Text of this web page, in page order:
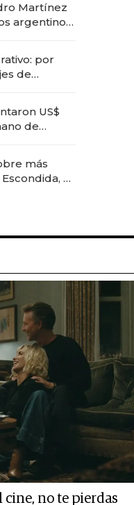
Martínez
argentinos
por
de
US$
de
más
el
cine, no te pierdas